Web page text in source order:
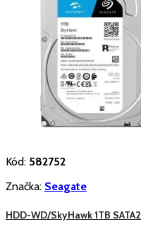
Kód: 582752
Značka: Seagate
HDD-WD/SkyHawk 1TB SATA2